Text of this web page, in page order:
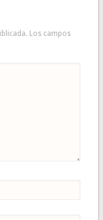
Los campos